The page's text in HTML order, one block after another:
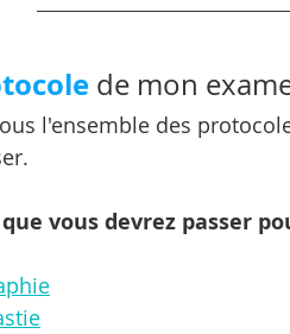
de mon
l'ensemble des
vous devrez passer